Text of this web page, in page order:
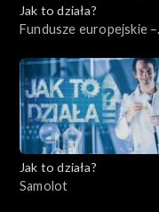
Jak to działa?
Fundusze europejskie –
przedsiębiorstw
Jak to działa?
Samolot